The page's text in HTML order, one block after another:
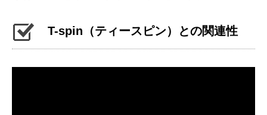
T-spin（ティースピン）との関連性